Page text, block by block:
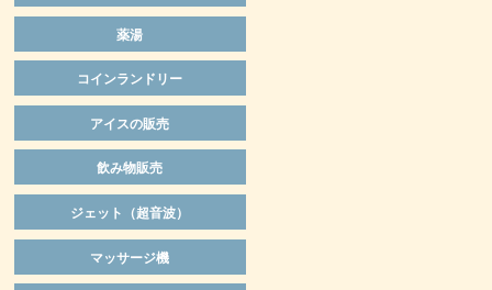
薬湯
コインランドリー
アイスの販売
飲み物販売
ジェット（超音波）
マッサージ機